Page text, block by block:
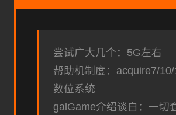
尝试广大几个：5G左右
帮助机制度：acquire7/
数位系统
galGame介绍谈白：一切